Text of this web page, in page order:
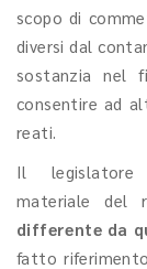
scopo di
diversi dal
sostanzia nel
consentire ad
reati.
Il legislatore
materiale del
differente da
fatto